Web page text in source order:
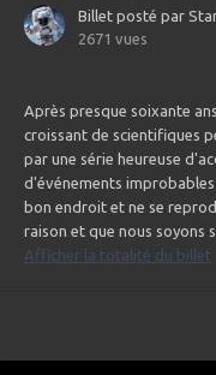
Billet posté par
2671 vues
Après presque soixante
croissant de scientifiques
par une série heureuse
d'événements
bon endroit et ne se
raison et que nous soyons
Afficher la totalité du billet